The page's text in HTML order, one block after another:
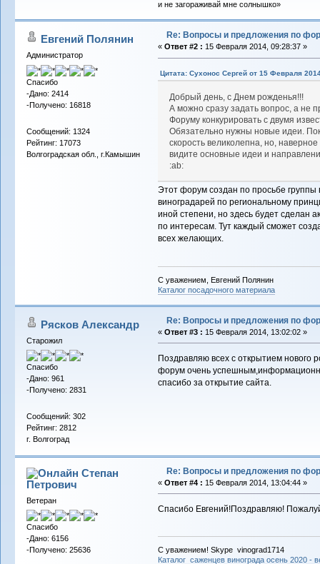
и не загораживай мне солнышко»
Евгений Полянин
Администратор
Спасибо
-Дано: 2414
-Получено: 16818
Сообщений: 1324
Рейтинг: 17073
Волгоградская обл., г.Камышин
Re: Вопросы и предложения по
« Ответ #2 : 15 Февраля 2014, 09:28:37 »
Цитата: Сухонос Сергей от 15 Февраля
Добрый день, с Днем рожденья!!!
А можно сразу задать вопрос, а не
Форуму конкурировать с двумя
Обязательно нужны новые идеи.
скорость великолепна, но,
видите основные идеи и
:ab:
Этот форум создан по просьбе
виноградарей по региональному
иной степени, но здесь будет сделан
по интересам. Тут каждый сможет
всех желающих.
С уважением, Евгений Полянин
Каталог посадочного материала
Рясков Александр
Старожил
Спасибо
-Дано: 961
-Получено: 2831
Сообщений: 302
Рейтинг: 2812
г. Волгоград
Re: Вопросы и предложения по
« Ответ #3 : 15 Февраля 2014, 13:02:02 »
Поздравляю всех с открытием нового
форум очень
спасибо за открытие сайта.
Степан
Петрович
Ветеран
Спасибо
-Дано: 6156
-Получено: 25636
Re: Вопросы и предложения по
« Ответ #4 : 15 Февраля 2014, 13:04:44 »
Спасибо Евгений!Поздравляю!
С уважением! Skype vinograd1714
Каталог саженцев винограда осень 2020 -